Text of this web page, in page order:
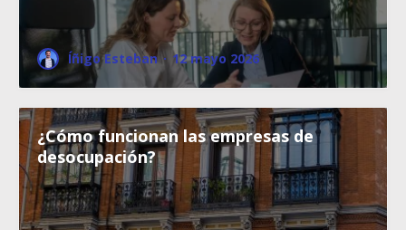
Íñigo Esteban · 12 mayo 2026
¿Cómo funcionan las empresas de
desocupación?